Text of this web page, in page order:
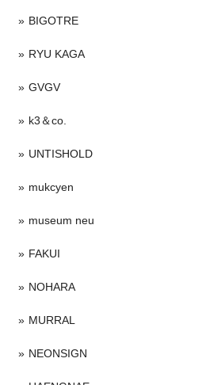
BIGOTRE
RYU KAGA
GVGV
k3＆co.
UNTISHOLD
mukcyen
museum neu
FAKUI
NOHARA
MURRAL
NEONSIGN